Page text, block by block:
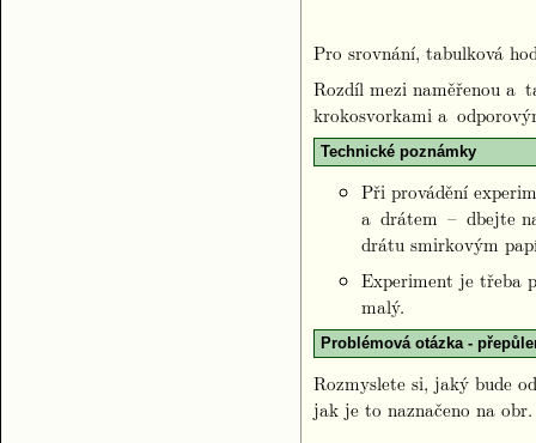
Pro srovnání, tabulková
Rozdíl mezi naměřenou a
krokosvorkami a
Technické poznámky
Při provádění
a drátem – dbejte
drátu smirkovým
Experiment je třeba
malý.
Problémová otázka -
Rozmyslete si, jaký bude
jak je to naznačeno na obr.